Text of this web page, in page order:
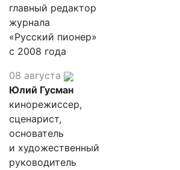
главный редактор
журнала
«Русский пионер»
с 2008 года
08 августа
Юлий Гусман
кинорежиссер,
сценарист,
основатель
и художественный
руководитель